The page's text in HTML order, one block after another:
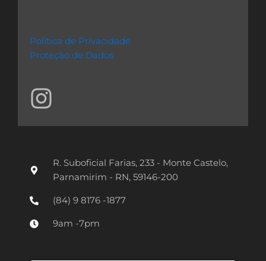
Política de Privacidade
Proteção de Dados
I
n
s
g
R. Suboficial Farias, 233 - Monte Castelo,
Parnamirim - RN, 59146-200
(84) 9 8176 -1877
9am -7pm